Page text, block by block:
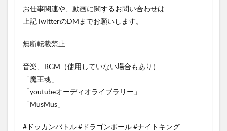
お仕事関連や、動画に関するお問い合わせは
上記TwitterのDMまでお願いします。
無断転載禁止
音楽、BGM（使用していない場合もあり）
「魔王魂」
「youtubeオーディオライブラリー」
「MusMus」
#ドッカンバトル #ドラゴンボール #ナイトキング